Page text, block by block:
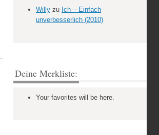
Willy zu Ich – Einfach
unverbesserlich (2010)
Deine Merkliste:
Your favorites will be here.